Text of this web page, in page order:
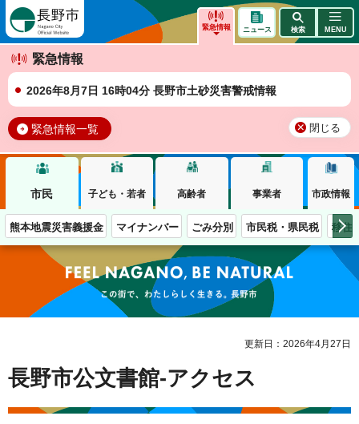
緊急情報
緊急情報
2026年8月7日 16時04分 長野市土砂災害警戒情報
緊急情報一覧 閉じる
ニュース 検索 MENU
市民 子ども・若者 高齢者 事業者 市政情報
熊本地震災害義援金 マイナンバー ごみ分別 市民税・県民税 移住
この街で、わたしらしく生きる。長野市
更新日：2026年4月27日
長野市公文書館-アクセス